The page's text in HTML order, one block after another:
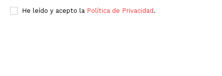
He leído y acepto la Política de Privacidad .